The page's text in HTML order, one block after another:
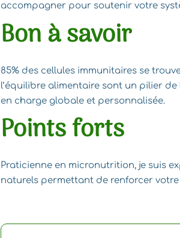
accompagner pour soutenir votre
Bon à savoir
85% des cellules immunitaires se
l’équilibre alimentaire sont un pilier de
en charge globale et personnalisée.
Points forts
Praticienne en micronutrition, je suis
naturels permettant de renforcer votre